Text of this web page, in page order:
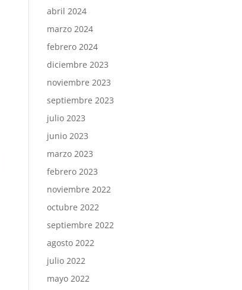
abril 2024
marzo 2024
febrero 2024
diciembre 2023
noviembre 2023
septiembre 2023
julio 2023
junio 2023
marzo 2023
febrero 2023
noviembre 2022
octubre 2022
septiembre 2022
agosto 2022
julio 2022
mayo 2022